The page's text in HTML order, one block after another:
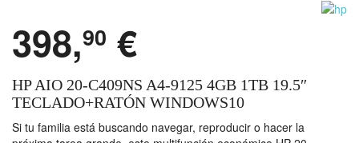
398,90 €
HP AIO 20-C409NS A4-9125 4GB 1TB 19.5″
TECLADO+RATÓN WINDOWS10
Si tu familia está buscando navegar, reproducir o hacer la